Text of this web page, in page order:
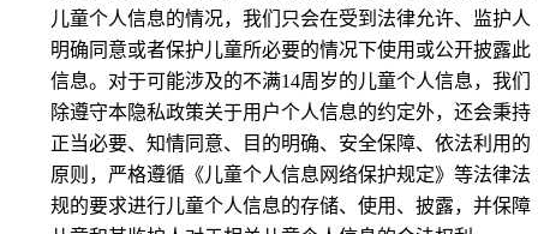
儿童个人信息的情况，我们只会在受到法律允许、监护人
明确同意或者保护儿童所必要的情况下使用或公开披露此
信息。对于可能涉及的不满14周岁的儿童个人信息，我们
除遵守本隐私政策关于用户个人信息的约定外，还会秉持
正当必要、知情同意、目的明确、安全保障、依法利用的
原则，严格遵循《儿童个人信息网络保护规定》等法律法
规的要求进行儿童个人信息的存储、使用、披露，并保障